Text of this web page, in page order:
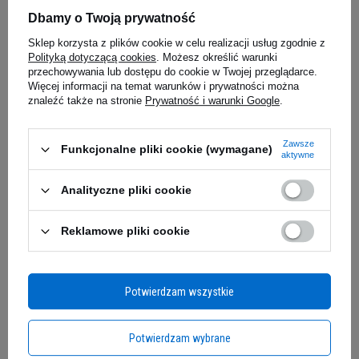
H2O Xpell+ od 4+ NUTRITION to specjalistyczny
suplement diety stworzony z myślą o osobach
zmagających się z nadmiernym zatrzymywaniem
wody w organizmie. Zaawansowana formuła
oparta na naturalnych ekstraktach roślinnych
skutecznie wspomaga usuwanie nadmiaru
płynów, toksyn i produktów przemiany materii,
jednocześnie przyczyniając się do redukcji
Tagliatelle + 2x Spaghetti + 2x
Makaron dietetyczny
40,50 zł
0,02 zł / g
Kup do 20:00 -wysyłka dzisiaj
Zapytaj o produkt
E-mail
Pytanie
Dbamy o Twoją prywatność
Sklep korzysta z plików cookie w celu realizacji usług zgodnie z
Polityką dotyczącą cookies. Możesz określić warunki
przechowywania lub dostępu do cookie w Twojej przeglądarce.
Więcej informacji na temat warunków i prywatności można
znaleźć także na stronie Prywatność i warunki Google.
Funkcjonalne pliki cookie (wymagane)
Zawsze
aktywne
Analityczne pliki cookie
Reklamowe pliki cookie
Potwierdzam wybrane
Potwierdzam wszystkie